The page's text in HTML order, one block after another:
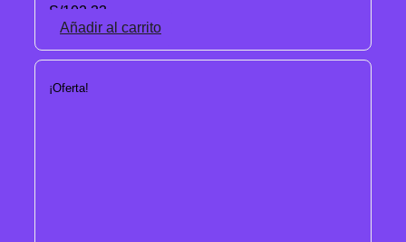
S/102.33
Añadir al carrito
¡Oferta!